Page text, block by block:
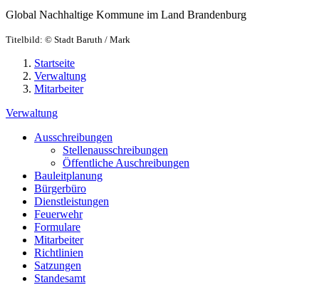
Global Nachhaltige Kommune im Land Brandenburg
Titelbild: © Stadt Baruth / Mark
Startseite
Verwaltung
Mitarbeiter
Verwaltung
Ausschreibungen
Stellenausschreibungen
Öffentliche Auschreibungen
Bauleitplanung
Bürgerbüro
Dienstleistungen
Feuerwehr
Formulare
Mitarbeiter
Richtlinien
Satzungen
Standesamt